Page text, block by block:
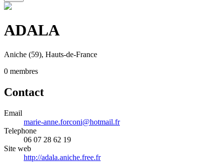
ADALA
Aniche (59), Hauts-de-France
0 membres
Contact
Email
marie-anne.forconi@hotmail.fr
Telephone
06 07 28 62 19
Site web
http://adala.aniche.free.fr